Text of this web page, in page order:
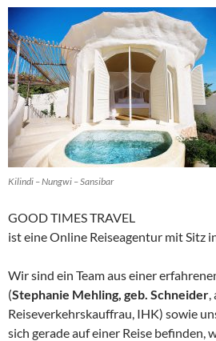
Kilindi – Nungwi – Sansibar
GOOD TIMES TRAVEL
ist eine Online Reiseagentur mit Sitz
Wir sind ein Team aus einer
(Stephanie Mehling, geb. Schneider,
Reiseverkehrskauffrau, IHK) sowie
sich gerade auf einer Reise befinden,